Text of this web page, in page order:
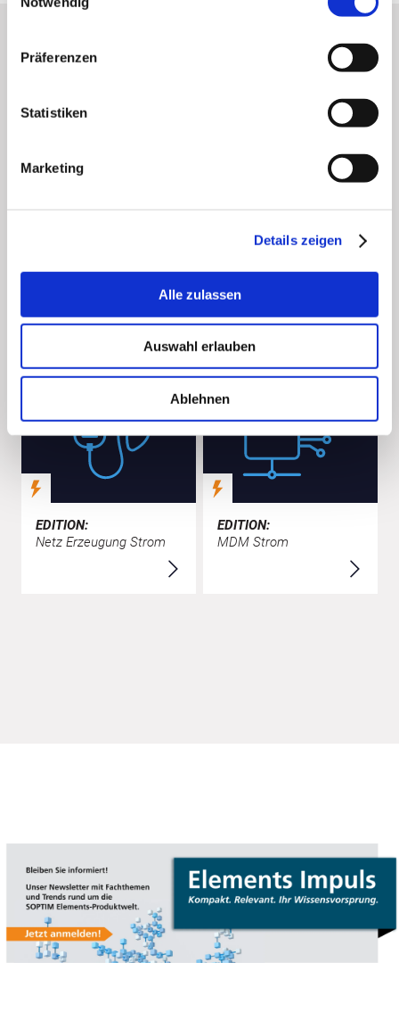
Präferenzen
Statistiken
Marketing
Details zeigen
Alle zulassen
Auswahl erlauben
Ablehnen
EDITIONEN
für Netzbetreiber und
EDITION:
EDITION:
Netz Erzeugung Strom
EDITION:
MDM Strom